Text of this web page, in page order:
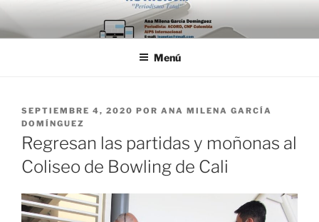
Saltar
al
contenido
Menú
PUBLICADO
EL
SEPTIEMBRE 4, 2020 POR ANA MILENA GARCÍA
DOMÍNGUEZ
Regresan las partidas y moñonas al
Coliseo de Bowling de Cali